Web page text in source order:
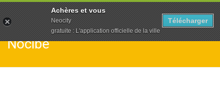
Nocibe
Achères et vous
Neocity
gratuite : L'application officielle de la ville
Télécharger